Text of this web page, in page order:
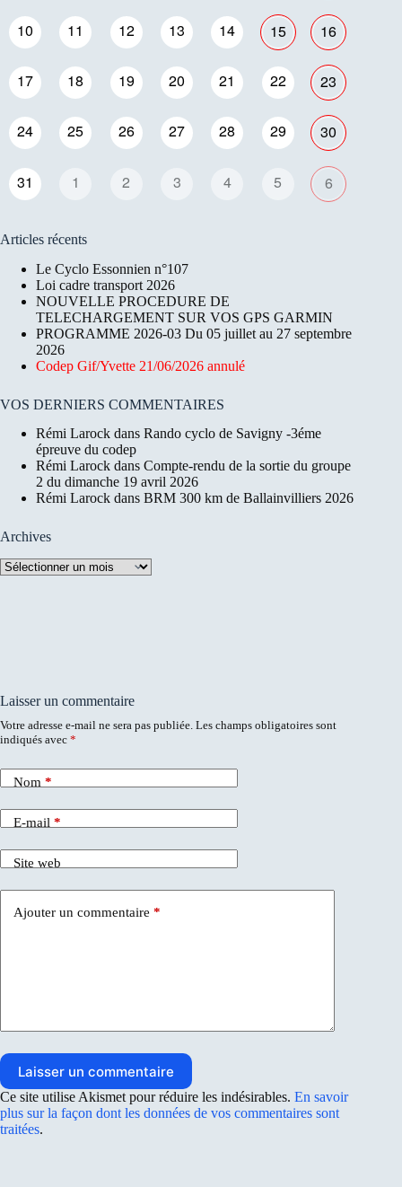
10 11 12 13 14 15 16
17 18 19 20 21 22 23
24 25 26 27 28 29 30
31 1 2 3 4 5 6
Articles récents
Le Cyclo Essonnien n°107
Loi cadre transport 2026
NOUVELLE PROCEDURE DE
TELECHARGEMENT SUR VOS GPS GARMIN
PROGRAMME 2026-03 Du 05 juillet au 27 septembre
2026
Codep Gif/Yvette 21/06/2026 annulé
VOS DERNIERS COMMENTAIRES
Rémi Larock dans Rando cyclo de Savigny -3éme
épreuve du codep
Rémi Larock dans Compte-rendu de la sortie du groupe
2 du dimanche 19 avril 2026
Rémi Larock dans BRM 300 km de Ballainvilliers 2026
Archives
Archives
Laisser un commentaire
Votre adresse e-mail ne sera pas publiée. Les champs obligatoires sont
indiqués avec *
Nom *
E-mail *
Site web
Ajouter un commentaire *
Laisser un commentaire
Ce site utilise Akismet pour réduire les indésirables. En savoir
plus sur la façon dont les données de vos commentaires sont
traitées.